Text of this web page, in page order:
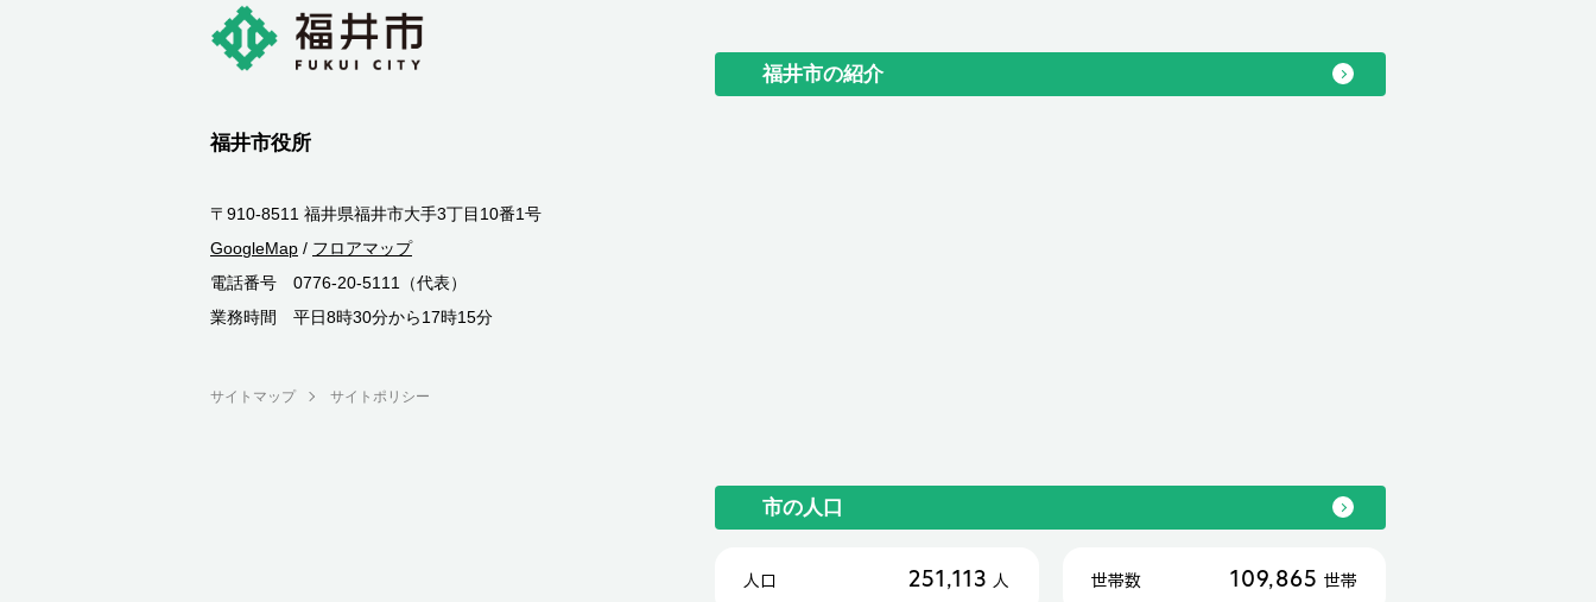
福井市役所
〒910-8511 福井県福井市大手3丁目10番1号
GoogleMap / フロアマップ
電話番号 0776-20-5111（代表）
業務時間 平日8時30分から17時15分
サイトマップ サイトポリシー
福井市の紹介
市の人口
人口 251,113 人 世帯数 109,865 世帯